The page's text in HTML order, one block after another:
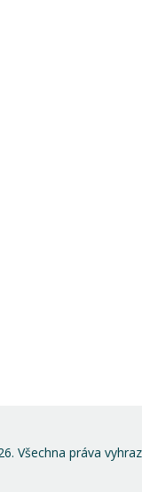
Všechna práva